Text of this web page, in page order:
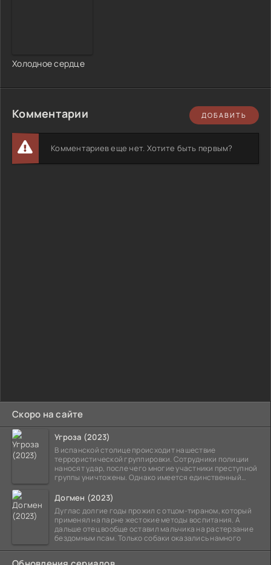
Скоро на сайте
Угроза (2023)
В испанской столице происходит нашествие
террористической группировки. Сотрудники полиции
наносят удар, после чего многие участники преступной
группы уничтожены. Однако имеется единственный
Догмен (2023)
Дуглас долгие годы прожил с отцом-тираном, который
применял на парне жестокие методы воспитания. А
дальше отец вообще оставил мальчика на растерзание
бездомным псам. Только собаки оказались намного
Холодное сердце
Комментарии ДОБАВИТЬ
Комментариев еще нет. Хотите быть первым?